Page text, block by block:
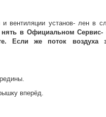
вентиляции установ- лен в
нять в Официальном
Если же поток воздуха
вперёд.